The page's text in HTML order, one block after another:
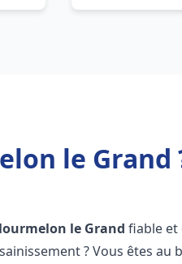
le Grand
le Grand fiable et
? Vous êtes au